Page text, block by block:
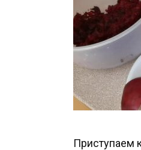
Приступаем